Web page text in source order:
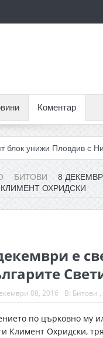
Коментар
Пловдив с Николай
БИТОВИ
8
ОХРИДСКИ
е
08, 2016 В: Битови ,
по църковно му
Климент Охридски,